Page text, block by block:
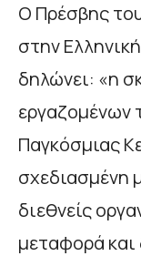
Ο Πρέσβης
στην
δηλώνει: «η
εργαζομένων
Παγκόσμιας
σχεδιασμένη
διεθνείς
μεταφορά και